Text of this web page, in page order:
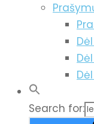
Search for: